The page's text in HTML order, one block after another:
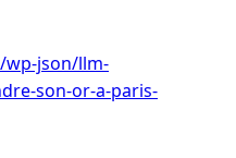
json/llm-
son-or-a-paris-